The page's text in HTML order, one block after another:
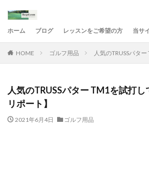
ホーム ブログ レッスンをご希望の方 当サ
HOME ゴルフ用品 人気のTRUSSパタ
人気のTRUSSパター TM1を試打
リポート】
2021年6月4日 ゴルフ用品